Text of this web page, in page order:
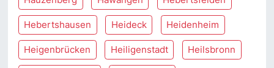
Hebertshausen Heideck Heidenheim
Heigenbrücken Heiligenstadt Heilsbronn